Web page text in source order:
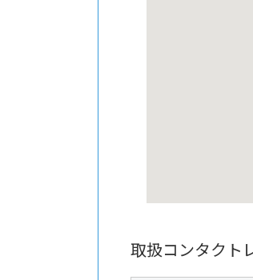
取扱コンタクト